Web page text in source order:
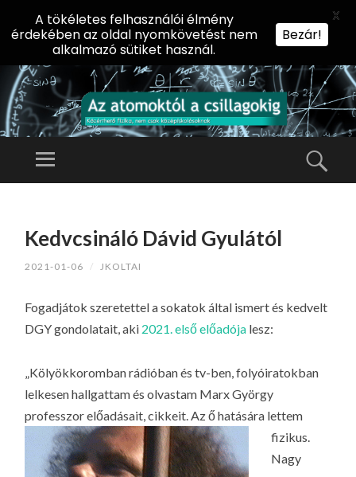
AZ
KT
A
CS
LA
G
O
KI
G
Előadássorozat
Természettudományi
Menü
TARTALOMHOZ
Kedvcsináló Dávid Gyulától
2021-01-06 / JKOLTAI
Fogadjátok szeretettel a sokatok által ismert és kedvelt
DGY gondolatait, aki 2021. első előadója lesz:
„Kölyökkoromban rádióban és tv-ben, folyóiratokban
lelkesen hallgattam és olvastam Marx György
professzor előadásait, cikkeit. Az ő hatására lettem
fizikus.
Nagy
A tökéletes felhasználói élmény
érdekében az oldal nyomkövetést nem
alkalmazó sütiket használ.
Bezár!
X